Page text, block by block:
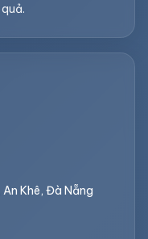
Khê, Đà Nẵng